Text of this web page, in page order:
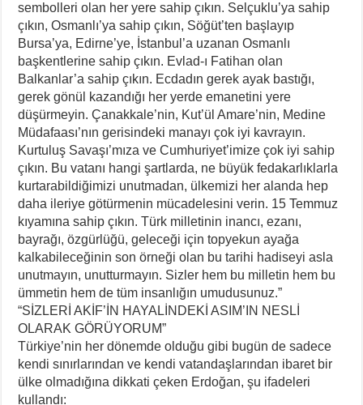
sembolleri olan her yere sahip çıkın. Selçuklu’ya sahip
çıkın, Osmanlı’ya sahip çıkın, Söğüt’ten başlayıp
Bursa’ya, Edirne’ye, İstanbul’a uzanan Osmanlı
başkentlerine sahip çıkın. Evlad-ı Fatihan olan
Balkanlar’a sahip çıkın. Ecdadın gerek ayak bastığı,
gerek gönül kazandığı her yerde emanetini yere
düşürmeyin. Çanakkale’nin, Kut’ül Amare’nin, Medine
Müdafaası’nın gerisindeki manayı çok iyi kavrayın.
Kurtuluş Savaşı’mıza ve Cumhuriyet’imize çok iyi sahip
çıkın. Bu vatanı hangi şartlarda, ne büyük fedakarlıklarla
kurtarabildiğimizi unutmadan, ülkemizi her alanda hep
daha ileriye götürmenin mücadelesini verin. 15 Temmuz
kıyamına sahip çıkın. Türk milletinin inancı, ezanı,
bayrağı, özgürlüğü, geleceği için topyekun ayağa
kalkabileceğinin son örneği olan bu tarihi hadiseyi asla
unutmayın, unutturmayın. Sizler hem bu milletin hem bu
ümmetin hem de tüm insanlığın umudusunuz.”
“SİZLERİ AKİF’İN HAYALİNDEKİ ASIM’IN NESLİ
OLARAK GÖRÜYORUM”
Türkiye’nin her dönemde olduğu gibi bugün de sadece
kendi sınırlarından ve kendi vatandaşlarından ibaret bir
ülke olmadığına dikkati çeken Erdoğan, şu ifadeleri
kullandı: